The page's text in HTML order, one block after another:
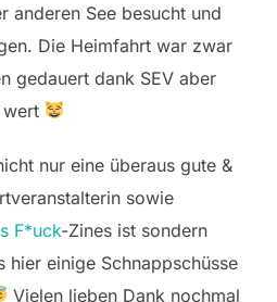
anderen See besucht und
Die Heimfahrt war zwar
gedauert dank SEV aber
wert
nur eine überaus gute &
sowie
F*uck-Zines ist sondern
hier einige Schnappschüsse
Vielen lieben Dank nochmal